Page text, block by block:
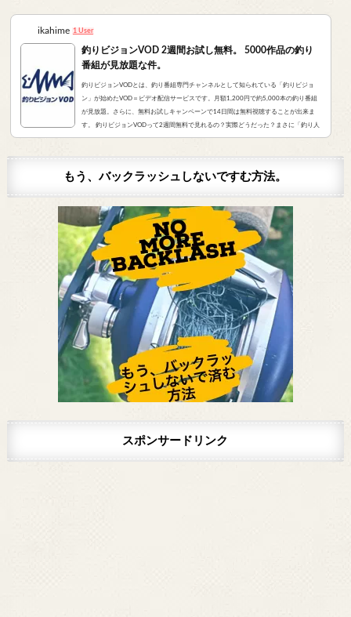
ikahime 1 User
釣りビジョンVOD 2週間お試し無料。 5000作品の釣り
番組が見放題な件。
釣りビジョンVODとは、釣り番組専門チャンネルとして知られている「釣りビジョ
ン」が始めたVOD＝ビデオ配信サービスです。月額1,200円で約5,000本の釣り番組
が見放題。さらに、無料お試しキャンペーンで14日間は無料視聴することが出来ま
す。 釣りビジョンVODって2週間無料で見れるの？実際どうだった？まさに「釣り人
が求めていたVOD」でした。実際にサービスを申し込んだので、レビューをお伝えし
もう、バックラッシュしないですむ方法。
スポンサードリンク